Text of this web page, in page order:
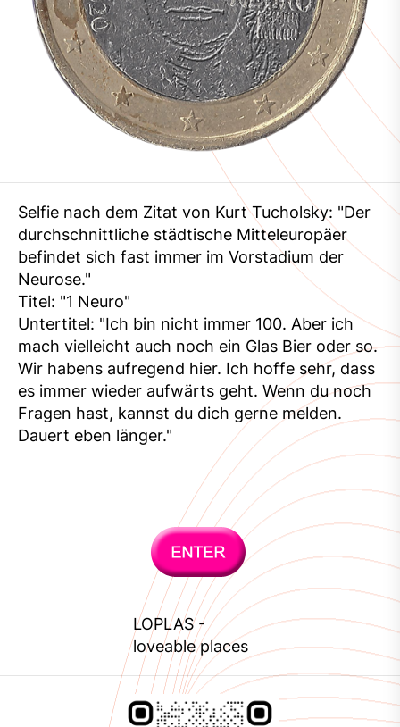
Selfie nach dem Zitat von Kurt Tucholsky: "Der
durchschnittliche städtische Mitteleuropäer
befindet sich fast immer im Vorstadium der
Neurose."
Titel: "1 Neuro"
Untertitel: "Ich bin nicht immer 100. Aber ich
mach vielleicht auch noch ein Glas Bier oder so.
Wir habens aufregend hier. Ich hoffe sehr, dass
es immer wieder aufwärts geht. Wenn du noch
Fragen hast, kannst du dich gerne melden.
Dauert eben länger."
LOPLAS-
loveable places